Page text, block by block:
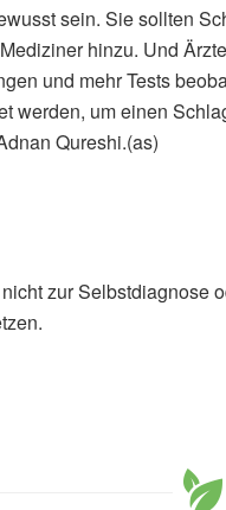
sein. Sie sollten
hinzu. Und
und mehr Tests
werden, um einen
Qureshi.(as)
zur Selbstdiagnose